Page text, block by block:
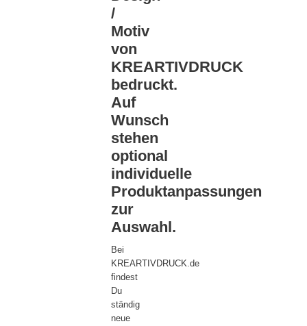
/
Motiv
von
KREARTIVDRUCK
bedruckt.
Auf
Wunsch
stehen
optional
individuelle
Produktanpassungen
zur
Auswahl.
Bei
KREARTIVDRUCK.de
findest
Du
ständig
neue